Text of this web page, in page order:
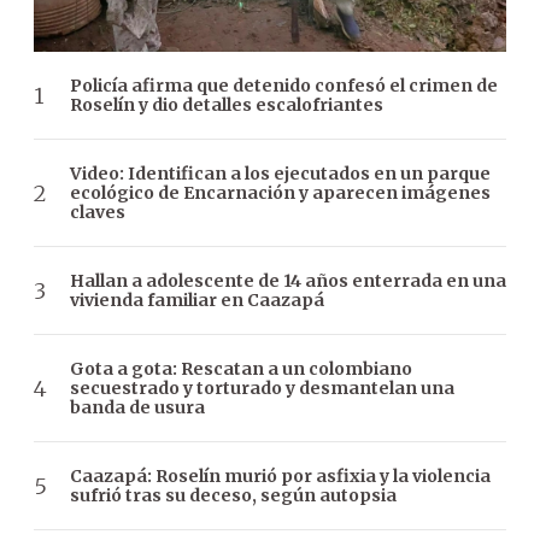
Policía afirma que detenido confesó el crimen de
Roselín y dio detalles escalofriantes
Video: Identifican a los ejecutados en un parque
ecológico de Encarnación y aparecen imágenes
claves
Hallan a adolescente de 14 años enterrada en una
vivienda familiar en Caazapá
Gota a gota: Rescatan a un colombiano
secuestrado y torturado y desmantelan una
banda de usura
Caazapá: Roselín murió por asfixia y la violencia
sufrió tras su deceso, según autopsia